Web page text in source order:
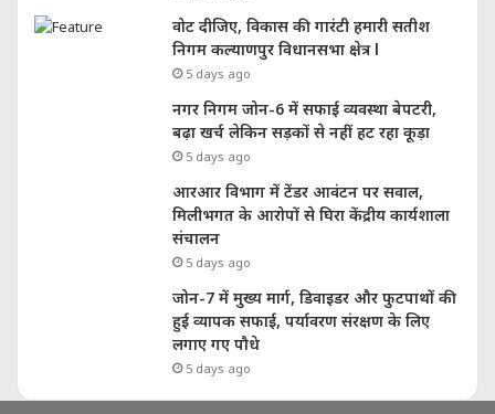
वोट दीजिए, विकास की गारंटी हमारी सतीश
निगम कल्याणपुर विधानसभा क्षेत्र l
5 days ago
नगर निगम जोन-6 में सफाई व्यवस्था बेपटरी,
बढ़ा खर्च लेकिन सड़कों से नहीं हट रहा कूड़ा
5 days ago
आरआर विभाग में टेंडर आवंटन पर सवाल,
मिलीभगत के आरोपों से घिरा केंद्रीय कार्यशाला
संचालन
5 days ago
जोन-7 में मुख्य मार्ग, डिवाइडर और फुटपाथों की
हुई व्यापक सफाई, पर्यावरण संरक्षण के लिए
लगाए गए पौधे
5 days ago